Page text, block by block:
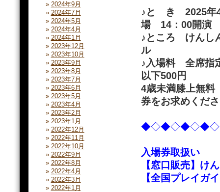
2024年9月
2024年7月
2024年5月
2024年4月
2024年1月
2023年12月
2023年10月
2023年9月
2023年8月
2023年7月
2023年6月
2023年5月
2023年4月
2023年2月
2023年1月
2022年12月
2022年11月
2022年10月
2022年9月
2022年8月
2022年4月
2022年3月
2022年1月
♪と き 2025年4
場 14：00開演
♪ところ けんし
ル
♪入場料 全席
以下500円
4歳未満膝上無料
券をお求めくだ
入場券取扱い
【窓口販売】け
【全国プレイガ